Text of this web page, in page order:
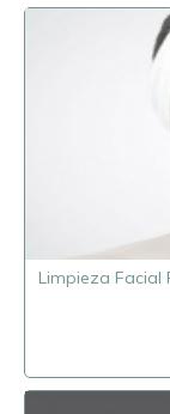
Limpieza Facial